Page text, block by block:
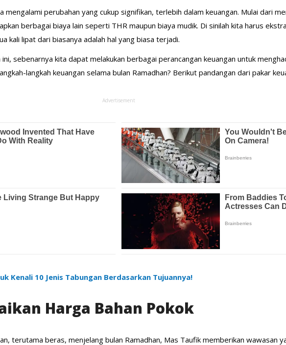
mengalami perubahan yang cukup signifikan, terlebih dalam keuangan. Mulai dari
berbagai biaya lain seperti THR maupun biaya mudik. Di sinilah kita harus
kali lipat dari biasanya adalah hal yang biasa terjadi.
sebenarnya kita dapat melakukan berbagai perancangan keuangan untuk
langkah keuangan selama bulan Ramadhan? Berikut pandangan dari pakar
Advertisement
Kenali 10 Jenis Tabungan Berdasarkan Tujuannya!
Harga Bahan Pokok
terutama beras, menjelang bulan Ramadhan, Mas Taufik memberikan wawasan